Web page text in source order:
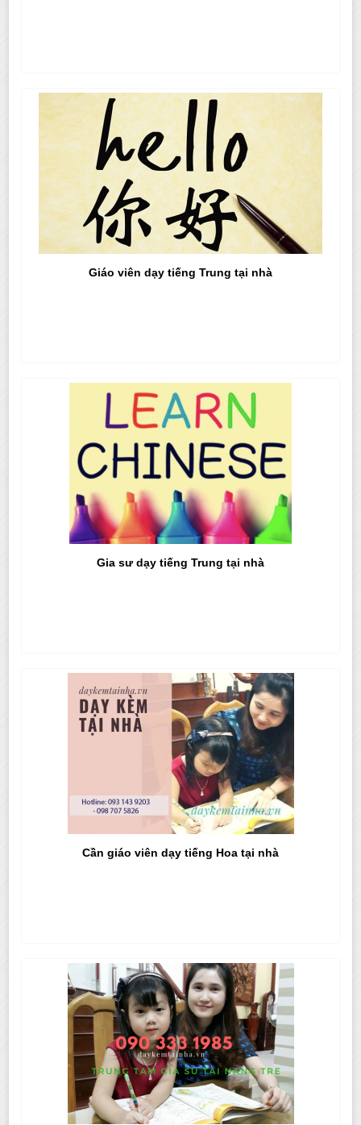
Giáo viên dạy tiếng Trung tại nhà
Gia sư dạy tiếng Trung tại nhà
Cần giáo viên dạy tiếng Hoa tại nhà